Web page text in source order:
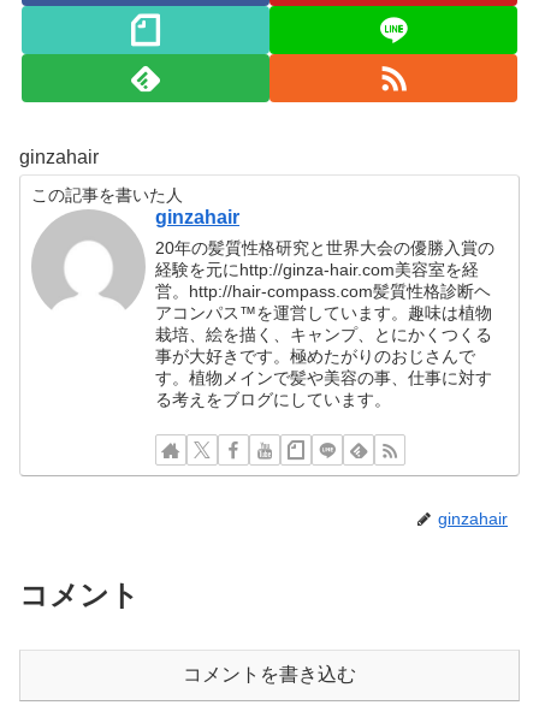
ginzahair
この記事を書いた人
ginzahair
20年の髪質性格研究と世界大会の優勝入賞の
経験を元にhttp://ginza-hair.com美容室を経
営。http://hair-compass.com髪質性格診断ヘ
アコンパス™︎を運営しています。趣味は植物
栽培、絵を描く、キャンプ、とにかくつくる
事が大好きです。極めたがりのおじさんで
す。植物メインで髪や美容の事、仕事に対す
る考えをブログにしています。
ginzahair
コメント
コメントを書き込む